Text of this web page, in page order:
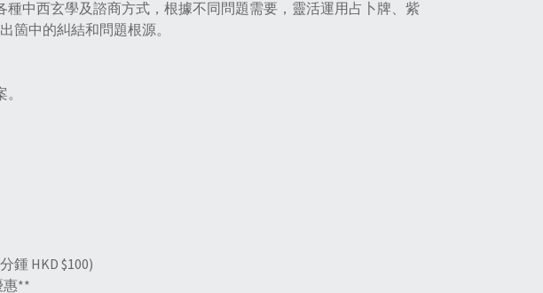
中西玄學及諮商方式，根據不同問題需要，靈活運用占卜牌、紫
箇中的糾結和問題根源。
鍾 HKD $100)
惠**